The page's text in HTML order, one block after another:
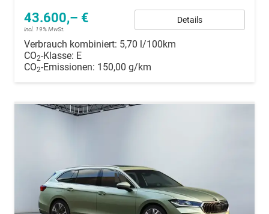
43.600,– €
incl. 19% MwSt.
Details
Verbrauch kombiniert: 5,70 l/100km
CO2-Klasse: E
CO2-Emissionen: 150,00 g/km